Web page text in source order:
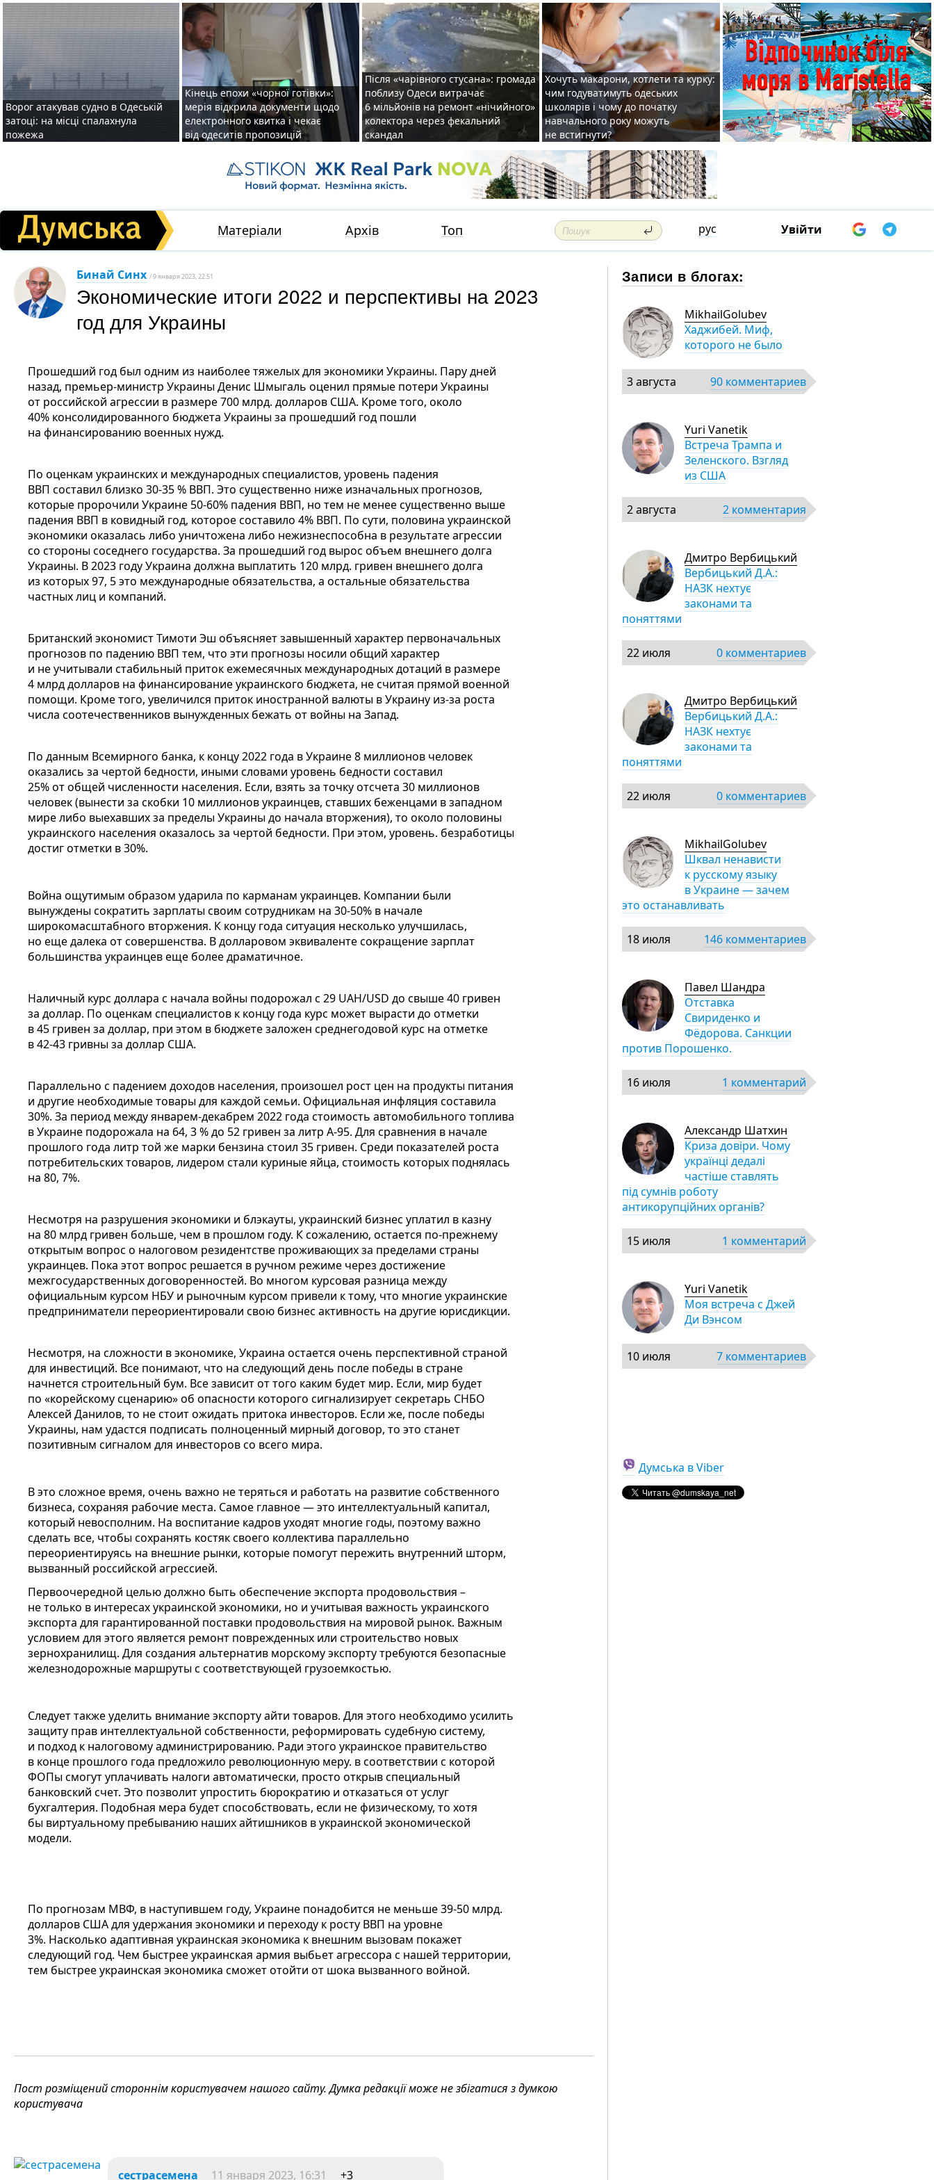
Ворог атакував судно в Одеській
затоці: на місці спалахнула
пожежа
Кінець епохи «чорної готівки»:
мерія відкрила документи щодо
електронного квитка і чекає
від одеситів пропозицій
Після «чарівного стусана»: громада
поблизу Одеси витрачає
6 мільйонів на ремонт «нічийного»
колектора через фекальний
скандал
Хочуть макарони, котлети та курку:
чим годуватимуть одеських
школярів і чому до початку
навчального року можуть
не встигнути?
Матеріали Архів Топ рус Увійти
Бинай Синх / 9 января 2023, 22:51
Экономические итоги 2022 и перспективы на 2023
год для Украины
Прошедший год был одним из наиболее тяжелых для экономики Украины. Пару дней
назад, премьер-министр Украины Денис Шмыгаль оценил прямые потери Украины
от российской агрессии в размере 700 млрд. долларов США. Кроме того, около
40% консолидированного бюджета Украины за прошедший год пошли
на финансированию военных нужд.
По оценкам украинских и международных специалистов, уровень падения
ВВП составил близко 30-35 % ВВП. Это существенно ниже изначальных прогнозов,
которые пророчили Украине 50-60% падения ВВП, но тем не менее существенно выше
падения ВВП в ковидный год, которое составило 4% ВВП. По сути, половина украинской
экономики оказалась либо уничтожена либо нежизнеспособна в результате агрессии
со стороны соседнего государства. За прошедший год вырос объем внешнего долга
Украины. В 2023 году Украина должна выплатить 120 млрд. гривен внешнего долга
из которых 97, 5 это международные обязательства, а остальные обязательства
частных лиц и компаний.
Британский экономист Тимоти Эш объясняет завышенный характер первоначальных
прогнозов по падению ВВП тем, что эти прогнозы носили общий характер
и не учитывали стабильный приток ежемесячных международных дотаций в размере
4 млрд долларов на финансирование украинского бюджета, не считая прямой военной
помощи. Кроме того, увеличился приток иностранной валюты в Украину из-за роста
числа соотечественников вынужденных бежать от войны на Запад.
По данным Всемирного банка, к концу 2022 года в Украине 8 миллионов человек
оказались за чертой бедности, иными словами уровень бедности составил
25% от общей численности населения. Если, взять за точку отсчета 30 миллионов
человек (вынести за скобки 10 миллионов украинцев, ставших беженцами в западном
мире либо выехавших за пределы Украины до начала вторжения), то около половины
украинского населения оказалось за чертой бедности. При этом, уровень. безработицы
достиг отметки в 30%.
Война ощутимым образом ударила по карманам украинцев. Компании были
вынуждены сократить зарплаты своим сотрудникам на 30-50% в начале
широкомасштабного вторжения. К концу года ситуация несколько улучшилась,
но еще далека от совершенства. В долларовом эквиваленте сокращение зарплат
большинства украинцев еще более драматичное.
Наличный курс доллара с начала войны подорожал с 29 UAH/USD до свыше 40 гривен
за доллар. По оценкам специалистов к концу года курс может вырасти до отметки
в 45 гривен за доллар, при этом в бюджете заложен среднегодовой курс на отметке
в 42-43 гривны за доллар США.
Параллельно с падением доходов населения, произошел рост цен на продукты питания
и другие необходимые товары для каждой семьи. Официальная инфляция составила
30%. За период между январем-декабрем 2022 года стоимость автомобильного топлива
в Украине подорожала на 64, 3 % до 52 гривен за литр А-95. Для сравнения в начале
прошлого года литр той же марки бензина стоил 35 гривен. Среди показателей роста
потребительских товаров, лидером стали куриные яйца, стоимость которых поднялась
на 80, 7%.
Несмотря на разрушения экономики и блэкауты, украинский бизнес уплатил в казну
на 80 млрд гривен больше, чем в прошлом году. К сожалению, остается по-прежнему
открытым вопрос о налоговом резидентстве проживающих за пределами страны
украинцев. Пока этот вопрос решается в ручном режиме через достижение
межгосударственных договоренностей. Во многом курсовая разница между
официальным курсом НБУ и рыночным курсом привели к тому, что многие украинские
предприниматели переориентировали свою бизнес активность на другие юрисдикции.
Несмотря, на сложности в экономике, Украина остается очень перспективной страной
для инвестиций. Все понимают, что на следующий день после победы в стране
начнется строительный бум. Все зависит от того каким будет мир. Если, мир будет
по «корейскому сценарию» об опасности которого сигнализирует секретарь СНБО
Алексей Данилов, то не стоит ожидать притока инвесторов. Если же, после победы
Украины, нам удастся подписать полноценный мирный договор, то это станет
позитивным сигналом для инвесторов со всего мира.
В это сложное время, очень важно не теряться и работать на развитие собственного
бизнеса, сохраняя рабочие места. Самое главное — это интеллектуальный капитал,
который невосполним. На воспитание кадров уходят многие годы, поэтому важно
сделать все, чтобы сохранять костяк своего коллектива параллельно
переориентируясь на внешние рынки, которые помогут пережить внутренний шторм,
вызванный российской агрессией.
Первоочередной целью должно быть обеспечение экспорта продовольствия –
не только в интересах украинской экономики, но и учитывая важность украинского
экспорта для гарантированной поставки продовольствия на мировой рынок. Важным
условием для этого является ремонт поврежденных или строительство новых
зернохранилищ. Для создания альтернатив морскому экспорту требуются безопасные
железнодорожные маршруты с соответствующей грузоемкостью.
Следует также уделить внимание экспорту айти товаров. Для этого необходимо усилить
защиту прав интеллектуальной собственности, реформировать судебную систему,
и подход к налоговому администрированию. Ради этого украинское правительство
в конце прошлого года предложило революционную меру. в соответствии с которой
ФОПы смогут уплачивать налоги автоматически, просто открыв специальный
банковский счет. Это позволит упростить бюрократию и отказаться от услуг
бухгалтерия. Подобная мера будет способствовать, если не физическому, то хотя
бы виртуальному пребыванию наших айтишников в украинской экономической
модели.
По прогнозам МВФ, в наступившем году, Украине понадобится не меньше 39-50 млрд.
долларов США для удержания экономики и переходу к росту ВВП на уровне
3%. Насколько адаптивная украинская экономика к внешним вызовам покажет
следующий год. Чем быстрее украинская армия выбьет агрессора с нашей территории,
тем быстрее украинская экономика сможет отойти от шока вызванного войной.
Пост розміщений стороннім користувачем нашого сайту. Думка редакції може не збігатися з думкою
користувача
сестрасемена 11 января 2023, 16:31 +3
Записи в блогах:
MikhailGolubev
Хаджибей. Миф,
которого не было
3 августа 90 комментариев
Yuri Vanetik
Встреча Трампа и
Зеленского. Взгляд
из США
2 августа 2 комментария
Дмитро Вербицький
Вербицький Д.А.:
НАЗК нехтує
законами та
поняттями
22 июля 0 комментариев
Дмитро Вербицький
Вербицький Д.А.:
НАЗК нехтує
законами та
поняттями
22 июля 0 комментариев
MikhailGolubev
Шквал ненависти
к русскому языку
в Украине — зачем
это останавливать
18 июля 146 комментариев
Павел Шандра
Отставка
Свириденко и
Фёдорова. Санкции
против Порошенко.
16 июля 1 комментарий
Александр Шатхин
Криза довіри. Чому
українці дедалі
частіше ставлять
під сумнів роботу
антикорупційних органів?
15 июля 1 комментарий
Yuri Vanetik
Моя встреча с Джей
Ди Вэнсом
10 июля 7 комментариев
Думська в Viber